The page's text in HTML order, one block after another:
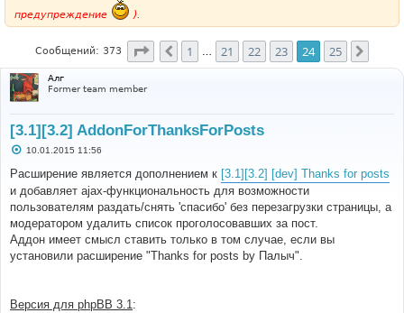
предупреждение
).
Сообщений: 373 Страница24 из 25
Пред.
1 21 22 23 24 25
Алг
Former team member
[3.1][3.2] AddonForThanksForPosts
С
о
б
щ
н
и
10.01.2015 11:56
Расширение является дополнением к [3.1][3.2] [dev] Thanks for posts
и добавляет ajax-функциональность для возможности
пользователям раздать/снять 'спасибо' без перезагрузки страницы, а
модератором удалить список проголосовавших за пост.
Аддон имеет смысл ставить только в том случае, если вы
установили расширение "Thanks for posts by Палыч".
Версия для phpBB 3.1: